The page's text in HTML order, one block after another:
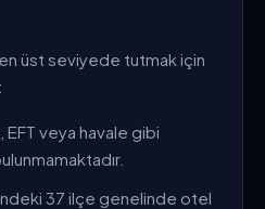
üst seviyede tutmak için
veya havale gibi
37 ilçe genelinde otel